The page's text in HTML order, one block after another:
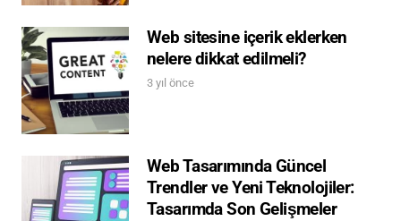
Web sitesine içerik eklerken
nelere dikkat edilmeli?
3 yıl önce
Web Tasarımında Güncel
Trendler ve Yeni Teknolojiler:
Tasarımda Son Gelişmeler